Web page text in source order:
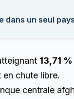
dans un seul
13,71
en chute libre.
centrale